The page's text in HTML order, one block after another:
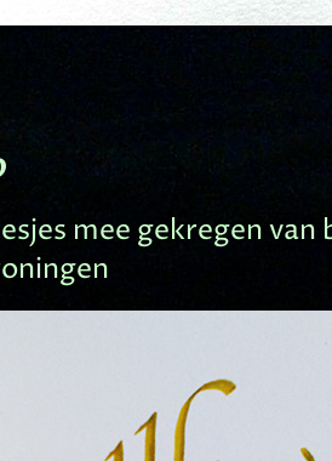
mee gekregen